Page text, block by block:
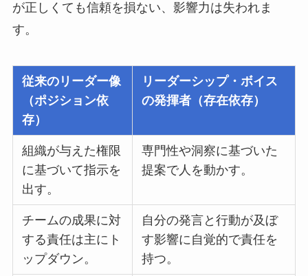
が正しくても信頼を損ない、影響力は失われま
す。
従来のリーダー像
（ポジション依
存）
リーダーシップ・ボイス
の発揮者（存在依存）
組織が与えた権限
に基づいて指示を
出す。
専門性や洞察に基づいた
提案で人を動かす。
チームの成果に対
する責任は主にト
ップダウン。
自分の発言と行動が及ぼ
す影響に自覚的で責任を
持つ。